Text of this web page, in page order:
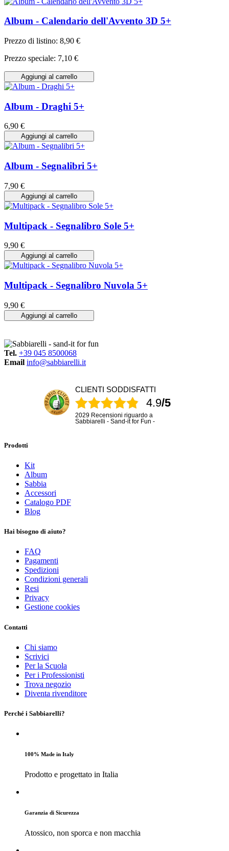
Album - Calendario dell'Avvento 3D 5+
Prezzo di listino: 8,90 €
Prezzo speciale: 7,10 €
Aggiungi al carrello
Album - Draghi 5+
6,90 €
Aggiungi al carrello
Album - Segnalibri 5+
7,90 €
Aggiungi al carrello
Multipack - Segnalibro Sole 5+
9,90 €
Aggiungi al carrello
Multipack - Segnalibro Nuvola 5+
9,90 €
Aggiungi al carrello
Tel. +39 045 8500068
Email info@sabbiarelli.it
CLIENTI SODDISFATTI
4.9/5
2029 Recensioni riguardo a
Sabbiarelli - Sand-it for Fun -
Prodotti
Kit
Album
Sabbia
Accessori
Catalogo PDF
Blog
Hai bisogno di aiuto?
FAQ
Pagamenti
Spedizioni
Condizioni generali
Resi
Privacy
Gestione cookies
Contatti
Chi siamo
Scrivici
Per la Scuola
Per i Professionisti
Trova negozio
Diventa rivenditore
Perché i Sabbiarelli?
100% Made in Italy
Prodotto e progettato in Italia
Garanzia di Sicurezza
Atossico, non sporca e non macchia